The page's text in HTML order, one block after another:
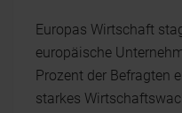
Europas Wirtschaft
europäische
Prozent der Befragten
starkes